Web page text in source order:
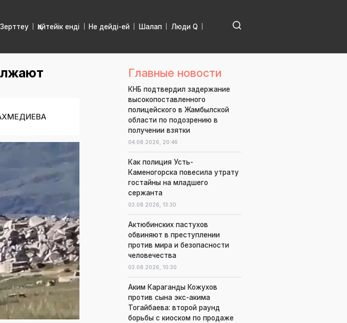
Зерттеу Қайтейік енді Не дейді-ей Шалап Люди Q
Главные новости
КНБ подтвердил задержание
высокопоставленного
полицейского в Жамбылской
области по подозрению в
получении взятки
04.08.2026, 20:46
Как полиция Усть-
Каменогорска повесила утрату
гостайны на младшего
сержанта
03.08.2026, 13:30
Актюбинских пастухов
обвиняют в преступлении
против мира и безопасности
человечества
03.08.2026, 10:30
Аким Караганды Кожухов
против сына экс-акима
Тогайбаева: второй раунд
борьбы с киоском по продаже